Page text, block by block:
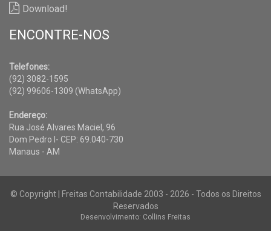
Download!
ENCONTRE-NOS
Telefones:
(92) 3082-1595
(92) 99606-1309 (WhatsApp)
Endereço:
Rua José Alvares Maciel, 96
Dom Pedro I- CEP: 69.040-730
Manaus - AM
© Copyright | Freitas Contabilidade 2003 - 2026 - Todos os Direitos
Reservados
Desenvolvimento: Collins Freitas